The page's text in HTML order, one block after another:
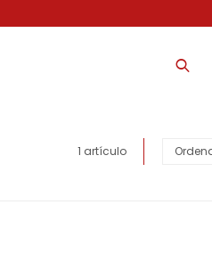
1 artículo